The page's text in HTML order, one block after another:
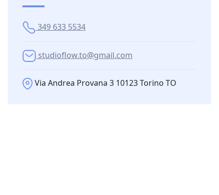
349 633 5534
studioflow.to@gmail.com
Via Andrea Provana 3 10123 Torino TO